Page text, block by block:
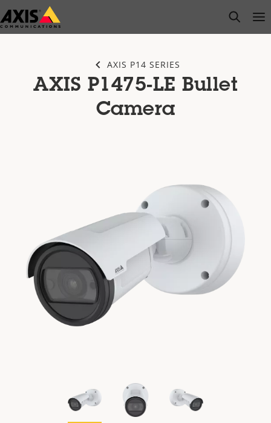
Salta
al
open
AXIS P14 SERIES
AXIS P1475-LE Bullet
Camera